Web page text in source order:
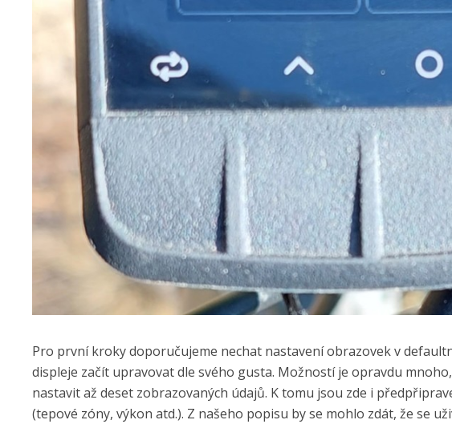
Pro první kroky doporučujeme nechat nastavení obrazovek v
displeje začít upravovat dle svého gusta. Možností je opravdu
nastavit až deset zobrazovaných údajů. K tomu jsou zde i
(tepové zóny, výkon atd.). Z našeho popisu by se mohlo zdát, že se